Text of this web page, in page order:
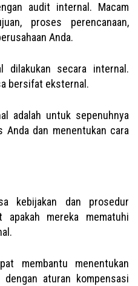
audit internal. Macam
proses perencanaan,
Anda.
dilakukan secara internal.
bersifat eksternal.
adalah untuk sepenuhnya
Anda dan menentukan cara
kebijakan dan prosedur
mereka mematuhi
membantu menentukan
aturan kompensasi